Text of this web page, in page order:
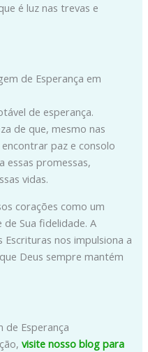
é luz nas trevas e
de Esperança em
de esperança.
de que, mesmo nas
paz e consolo
essas promessas,
vidas.
corações como um
Sua fidelidade. A
nos impulsiona a
Deus sempre mantém
de Esperança
visite nosso blog para